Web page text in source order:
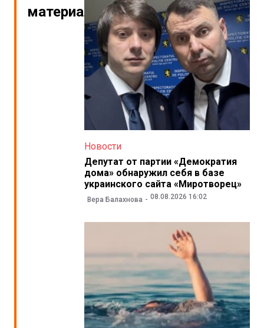
материалы
Новости
Депутат от партии «Демократия
дома» обнаружил себя в базе
украинского сайта «Миротворец»
Вера Балахнова 08.08.2026 16:02